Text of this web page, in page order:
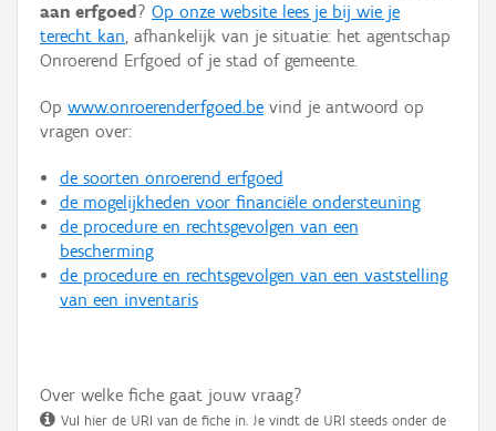
Hergebruik
Aanmelden
aan erfgoed ? Op onze website lees je bij wie je
terecht kan, afhankelijk van je situatie: het agentschap
Onroerend Erfgoed of je stad of gemeente.
Op www.onroerenderfgoed.be vind je antwoord op
vragen over:
de soorten onroerend erfgoed
de mogelijkheden voor financiële ondersteuning
de procedure en rechtsgevolgen van een
bescherming
de procedure en rechtsgevolgen van een vaststelling
van een inventaris
Over welke fiche gaat jouw vraag?
Vul hier de URI van de fiche in. Je vindt de URI steeds onder de